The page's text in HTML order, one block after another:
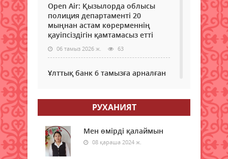
Open Air: Қызылорда облысы
полиция департаменті 20
мыңнан астам көрерменнің
қауіпсіздігін қамтамасыз етті
06 тамыз 2026 ж. 63
Ұлттық банк 6 тамызға арналған
бірнеше өңірінде ауа райына
байланысты ескерту жасалды
06 тамыз 2026 ж.
РУХАНИЯТ
Мен өмірді қалаймын
08 қараша 2024 ж.